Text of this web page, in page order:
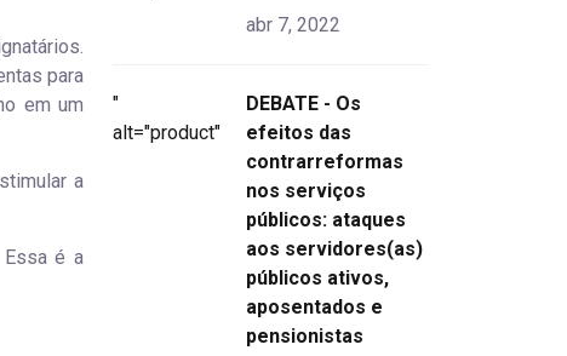
para
em um
a
Essa é a
abr 7, 2022
"
alt="product">
DEBATE - Os
efeitos das
contrarreformas
nos serviços
públicos: ataques
aos servidores(as)
públicos ativos,
aposentados e
pensionistas